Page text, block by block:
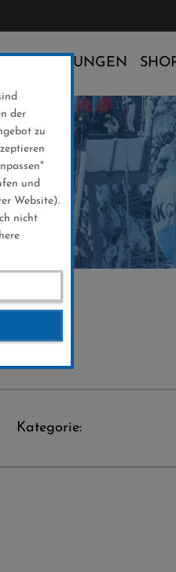
Kategorie:
der
zu
und
Website).
nicht